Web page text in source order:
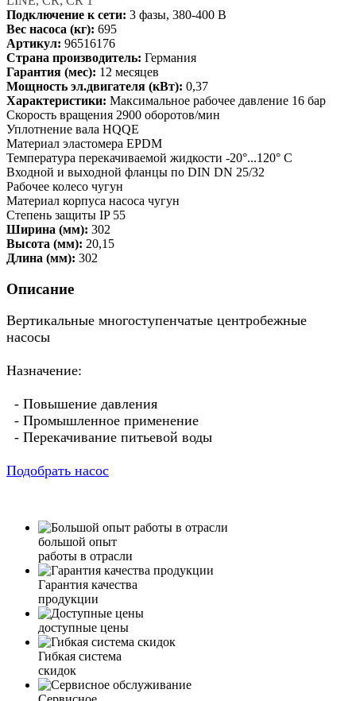
Подключение к сети: 3 фазы, 380-400 В
Вес насоса (кг): 695
Артикул: 96516176
Страна производитель: Германия
Гарантия (мес): 12 месяцев
Мощность эл.двигателя (кВт): 0,37
Характеристики: Максимальное рабочее давление 16 бар
Скорость вращения 2900 оборотов/мин
Уплотнение вала HQQE
Материал эластомера EPDM
Температура перекачиваемой жидкости -20°...120° C
Входной и выходной фланцы по DIN DN 25/32
Рабочее колесо чугун
Материал корпуса насоса чугун
Степень защиты IP 55
Ширина (мм): 302
Высота (мм): 20,15
Длина (мм): 302
Описание
Вертикальные многоступенчатые центробежные
насосы
Назначение:
- Повышение давления
- Промышленное применение
- Перекачивание питьевой воды
Подобрать насос
большой опыт
работы в отрасли
Гарантия качества
продукции
доступные цены
Гибкая система
скидок